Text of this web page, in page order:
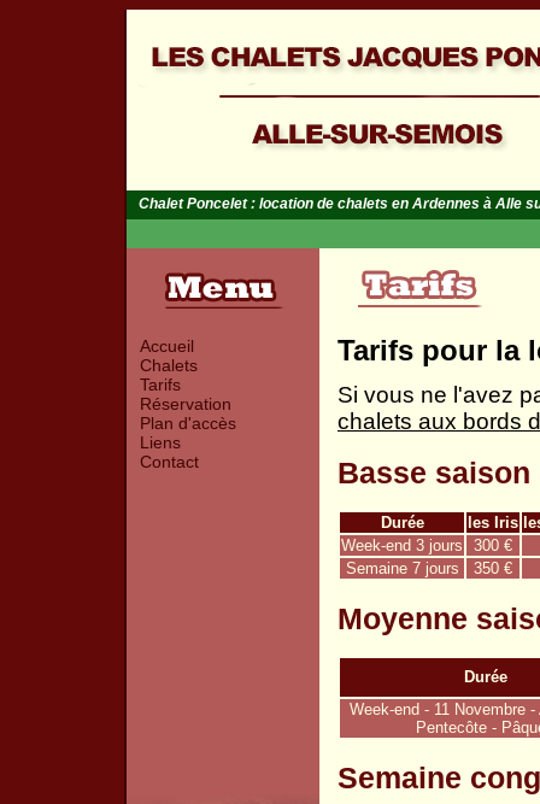
Chalet Poncelet : location de chalets en Ardennes à Alle
Accueil
Chalets
Tarifs
Réservation
Plan d'accès
Liens
Contact
Tarifs pour la
Si vous ne l'avez
chalets aux bords
Basse saison
Durée les Iris
Week-end 3 jours
300 €
Semaine 7 jours
350 €
Moyenne
Durée
Week-end - 11 Novembre
Pentecôte -
Semaine